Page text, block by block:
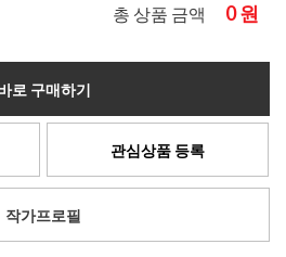
총 상품 금액 0원
로 구매하기
관심상품 등록
작가프로필